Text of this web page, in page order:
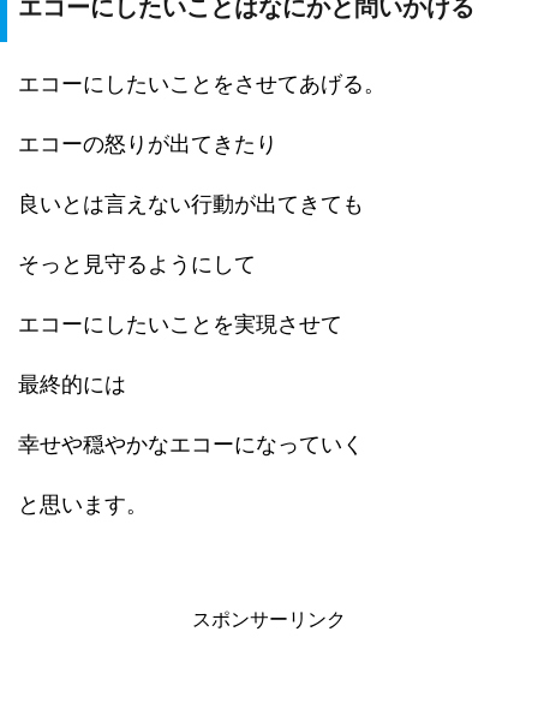
エコーにしたいことはなにかと問いかける
エコーにしたいことをさせてあげる。
エコーの怒りが出てきたり
良いとは言えない行動が出てきても
そっと見守るようにして
エコーにしたいことを実現させて
最終的には
幸せや穏やかなエコーになっていく
と思います。
スポンサーリンク